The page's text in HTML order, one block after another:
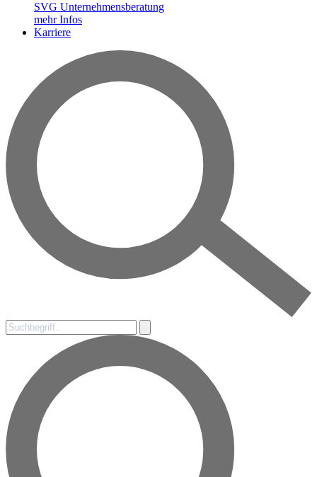
SVG Unternehmensberatung
mehr Infos
Karriere